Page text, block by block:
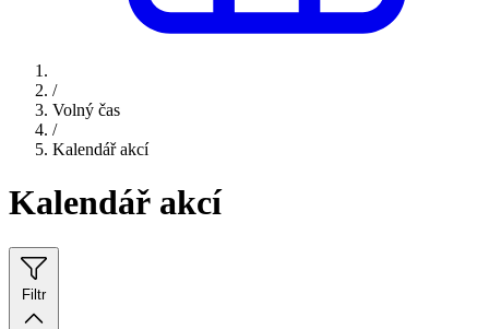
/
Volný čas
/
Kalendář akcí
Kalendář akcí
Filtr